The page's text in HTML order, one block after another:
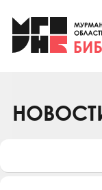
Клуб
Клуб